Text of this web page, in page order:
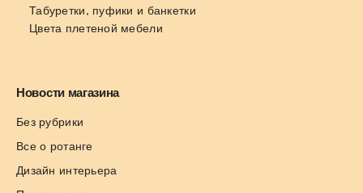
Табуретки, пуфики и банкетки
Цвета плетеной мебели
Новости магазина
Без рубрики
Все о ротанге
Дизайн интерьера